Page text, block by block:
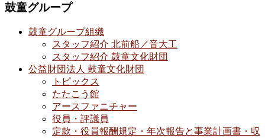
鼓童グループ
鼓童グループ組織
スタッフ紹介 北前船／音大工
スタッフ紹介 鼓童文化財団
公益財団法人 鼓童文化財団
トピックス
たたこう館
アースファニチャー
役員・評議員
定款・役員報酬規定・年次報告と事業計画書・収